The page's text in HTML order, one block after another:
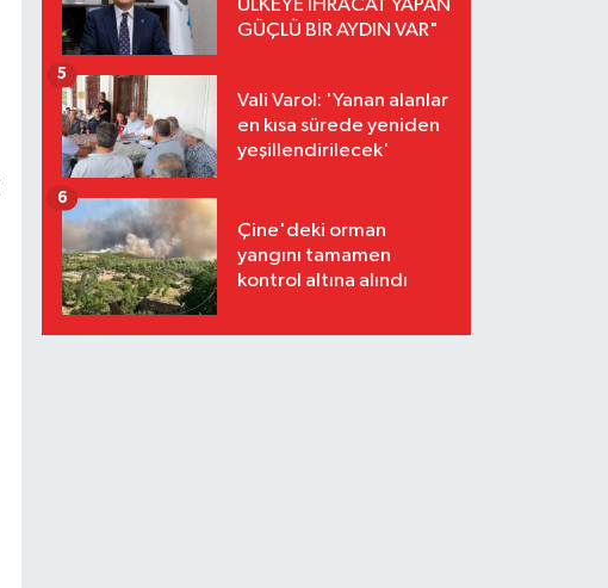
ÜLKEYE İHRACAT YAPAN
GÜÇLÜ BİR AYDIN VAR"
Vali Varol: 'Yanan alanlar
en kısa sürede yeniden
yeşillendirilecek'
5
Çine'deki orman
yangını tamamen
kontrol altına alındı
6